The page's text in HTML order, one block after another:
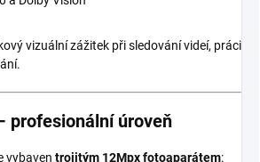
vizuální zážitek při sledování videí, práci
profesionální úroveň
vybaven trojitým 12Mpx fotoaparátem: